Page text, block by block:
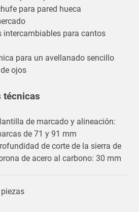
para pared hueca
para cantos
para un avellanado sencillo
ojos
técnicas
de marcado y alineación:
de 71 y 91 mm
de corte de la sierra de
de acero al carbono: 30 mm